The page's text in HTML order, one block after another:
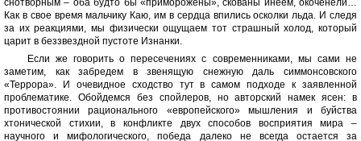
снотворным – оба будто бы «приморожены», скованы инеем, окоченели…
Как в свое время мальчику Каю, им в сердца впились осколки льда. И следя
за их реакциями, мы физически ощущаем тот страшный холод, который
царит в беззвездной пустоте Изнанки.
Если же говорить о пересечениях с современниками, мы сами не
заметим, как забредем в звенящую снежную даль симмонсовского
«Террора». И очевидное сходство тут в самом подходе к заявленной
проблематике. Обойдемся без спойлеров, но авторский намек ясен: в
противостоянии рационального «европейского» мышления и буйства
хтонической стихии, в конфликте двух способов восприятия мира –
научного и мифологического, победа далеко не всегда остается за